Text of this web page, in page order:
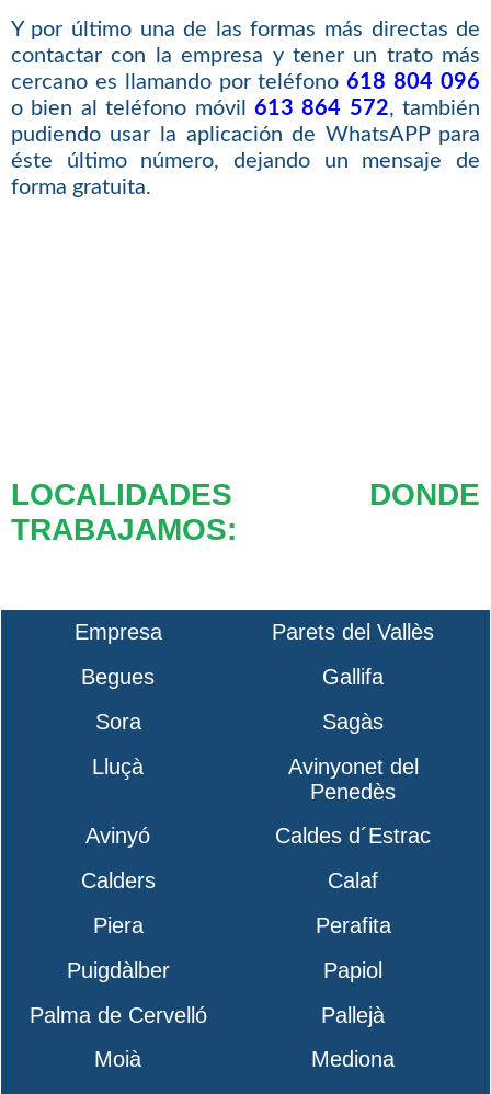
Y por último una de las formas más directas de
contactar con la empresa y tener un trato más
cercano es llamando por teléfono618 804 096
o bien al teléfono móvil 613 864 572, también
pudiendo usar la aplicación de WhatsAPP para
éste último número, dejando un mensaje de
forma gratuita.
LOCALIDADES DONDE
TRABAJAMOS:
Empresa
Parets del Vallès
Begues
Gallifa
Sora
Sagàs
Lluçà
Avinyonet del
Penedès
Avinyó
Caldes d´Estrac
Calders
Calaf
Piera
Perafita
Puigdàlber
Papiol
Palma de Cervelló
Pallejà
Moià
Mediona